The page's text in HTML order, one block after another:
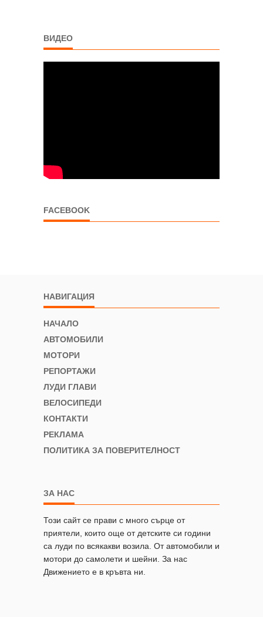
ВИДЕО
FACEBOOK
НАВИГАЦИЯ
НАЧАЛО
АВТОМОБИЛИ
МОТОРИ
РЕПОРТАЖИ
ЛУДИ ГЛАВИ
ВЕЛОСИПЕДИ
КОНТАКТИ
РЕКЛАМА
ПОЛИТИКА ЗА ПОВЕРИТЕЛНОСТ
ЗА НАС
Този сайт се прави с много сърце от
приятели, които още от детските си години
са луди по всякакви возила. От автомобили и
мотори до самолети и шейни. За нас
Движението е в кръвта ни.